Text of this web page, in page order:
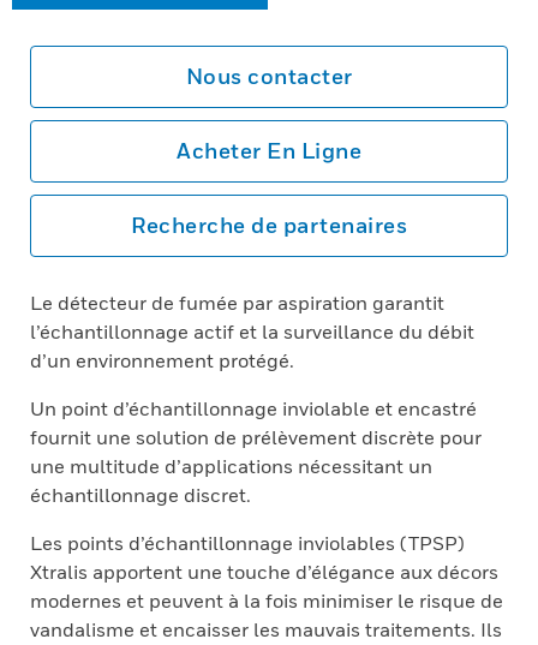
Nous contacter
Acheter En Ligne
Recherche de partenaires
Le détecteur de fumée par aspiration garantit
l’échantillonnage actif et la surveillance du débit
d’un environnement protégé.
Un point d’échantillonnage inviolable et encastré
fournit une solution de prélèvement discrète pour
une multitude d’applications nécessitant un
échantillonnage discret.
Les points d’échantillonnage inviolables (TPSP)
Xtralis apportent une touche d’élégance aux décors
modernes et peuvent à la fois minimiser le risque de
vandalisme et encaisser les mauvais traitements. Ils